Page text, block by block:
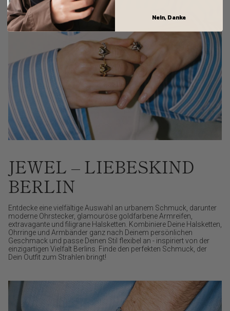
JEWEL – LIEBESKIND
BERLIN
Entdecke eine vielfältige Auswahl an urbanem Schmuck, darunter
moderne Ohrstecker, glamouröse goldfarbene Armreifen,
extravagante und filigrane Halsketten. Kombiniere Deine Halsketten,
Ohrringe und Armbänder ganz nach Deinem persönlichen
Geschmack und passe Deinen Stil flexibel an - inspiriert von der
einzigartigen Vielfalt Berlins. Finde den perfekten Schmuck, der
Dein Outfit zum Strahlen bringt!
Nein, Danke